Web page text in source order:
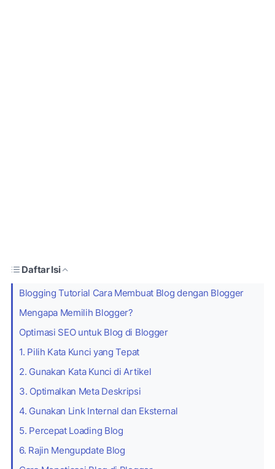
Daftar Isi
Blogging Tutorial Cara Membuat Blog dengan Blogger
Mengapa Memilih Blogger?
Optimasi SEO untuk Blog di Blogger
1. Pilih Kata Kunci yang Tepat
2. Gunakan Kata Kunci di Artikel
3. Optimalkan Meta Deskripsi
4. Gunakan Link Internal dan Eksternal
5. Percepat Loading Blog
6. Rajin Mengupdate Blog